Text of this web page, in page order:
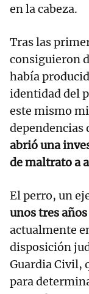
en la cabeza.
Tras las
consiguieron
había
identidad del
este mismo
dependencias
abrió una
de maltrato a
El perro, un
unos tres
actualmente
disposición
Guardia Civil,
para